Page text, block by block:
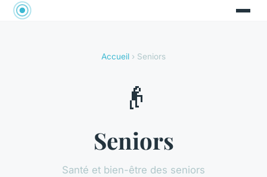
Accueil › Seniors
👴
Seniors
Santé et bien-être des seniors